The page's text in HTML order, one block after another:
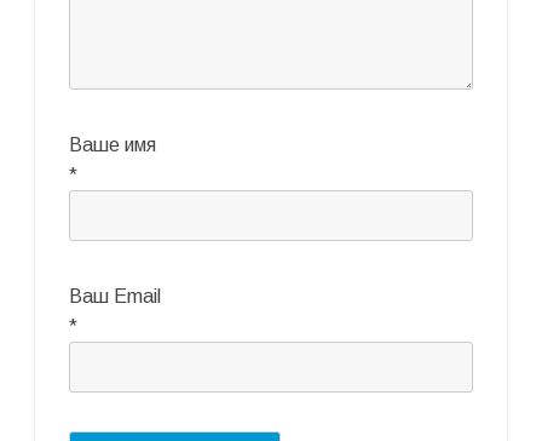
Ваше имя
*
Ваш Email
*